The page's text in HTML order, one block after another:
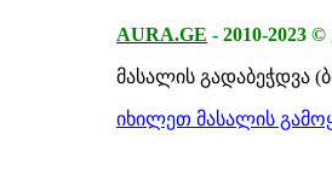
AURA.GE - 2010-2023 ©
მასალის გადაბეჭდვა
იხილეთ მასალის